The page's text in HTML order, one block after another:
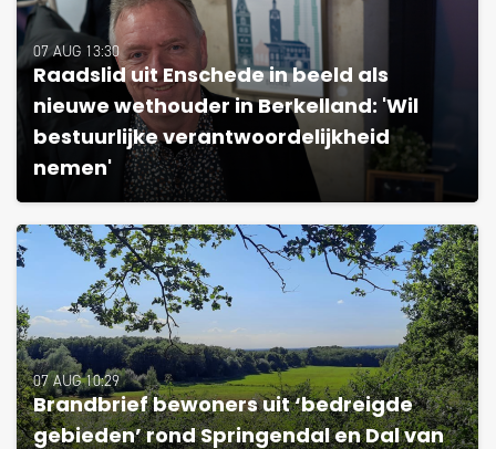
07 AUG 13:30
Raadslid uit Enschede in beeld als
nieuwe wethouder in Berkelland: 'Wil
bestuurlijke verantwoordelijkheid
nemen'
07 AUG 10:29
Brandbrief bewoners uit ‘bedreigde
gebieden’ rond Springendal en Dal van